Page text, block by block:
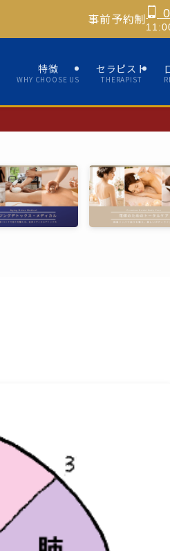
事前予約制
特徴
WHY CHOOSE US
セラピスト
THERAPIST